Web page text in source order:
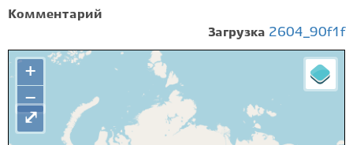
Комментарий
Загрузка 2604_90f1f
+
−
⤢